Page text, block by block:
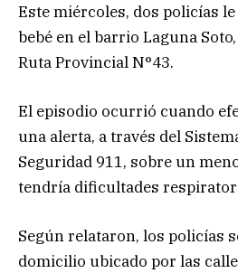
Este miércoles, dos policías
bebé en el barrio Laguna
Ruta Provincial N°43.
El episodio ocurrió cuando
una alerta, a través del
Seguridad 911, sobre un
tendría dificultades
Según relataron, los policías
domicilio ubicado por las